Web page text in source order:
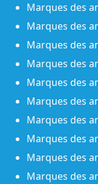
Marques des
Marques des
Marques des
Marques des
Marques des
Marques des
Marques des
Marques des
Marques des
Marques des